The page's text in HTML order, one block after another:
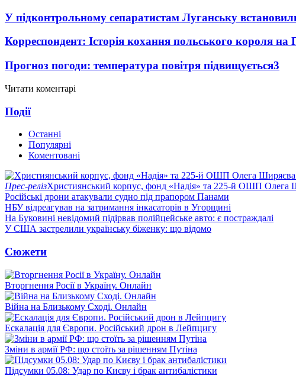
У підконтрольному сепаратистам Луганську
Корреспондент: Історія кохання польського короля на
Прогноз погоди: температура повітря підвищується3
Читати коментарі
Події
Останні
Популярні
Коментовані
Прес-релізХристиянський корпус, фонд «Надія» та 225-й ОШП Олега
Російські дрони атакували судно під прапором Панами
НБУ відреагував на затримання інкасаторів в Угорщині
На Буковині невідомий підірвав полійцейське авто: є постраждалі
У США застрелили українську біженку: що відомо
Сюжети
Вторгнення Росії в Україну. Онлайн
Війна на Близькому Сході. Онлайн
Ескалація для Європи. Російський дрон в Лейпцигу
Зміни в армії РФ: що стоїть за рішенням Путіна
Підсумки 05.08: Удар по Києву і брак антибалістики